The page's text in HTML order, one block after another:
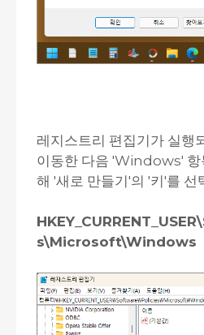
레지스트리 편집기가 실행
이동한 다음 'Windows' 항
해 '새로 만들기'의 '키'를 선
s\Microsoft\Windows